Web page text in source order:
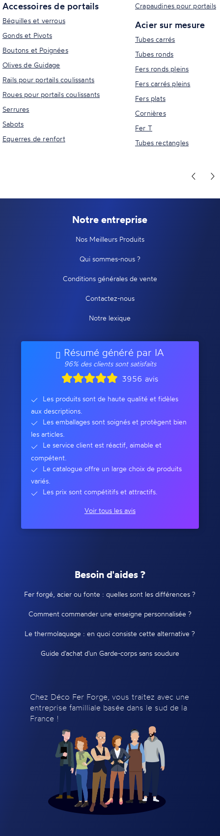
Accessoires de portails
Béquilles et verrous
Gonds et Pivots
Boutons et Poignées
Olives de Guidage
Rails pour portails coulissants
Roues pour portails coulissants
Serrures
Sabots
Equerres de renfort
Crapaudines pour portails
Acier sur mesure
Tubes carrés
Tubes ronds
Fers ronds pleins
Fers carrés pleins
Fers plats
Cornières
Fer T
Tubes rectangles
Notre entreprise
Nos Meilleurs Produits
Qui sommes-nous ?
Conditions générales de vente
Contactez-nous
Notre lexique
Résumé généré par IA
96% des clients sont satisfaits
3956 avis
Les produits sont de haute qualité et fidèles
aux descriptions.
Les emballages sont soignés et protègent bien
les articles.
Le service client est réactif, aimable et
compétent.
Le catalogue offre un large choix de produits
variés.
Les prix sont compétitifs et attractifs.
Voir tous les avis
Besoin d'aides ?
Fer forgé, acier ou fonte : quelles sont les différences ?
Comment commander une enseigne personnalisée ?
Le thermolaquage : en quoi consiste cette alternative ?
Guide d'achat d'un Garde-corps sans soudure
Chez Déco Fer Forge, vous traitez avec une
entreprise familliale basée dans le sud de la
France !